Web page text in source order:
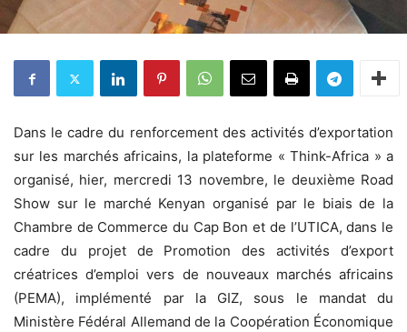
Dans le cadre du renforcement des activités d’exportation
sur les marchés africains, la plateforme « Think-Africa » a
organisé, hier, mercredi 13 novembre, le deuxième Road
Show sur le marché Kenyan organisé par le biais de la
Chambre de Commerce du Cap Bon et de l’UTICA, dans le
cadre du projet de Promotion des activités d’export
créatrices d’emploi vers de nouveaux marchés africains
(PEMA), implémenté par la GIZ, sous le mandat du
Ministère Fédéral Allemand de la Coopération Économique